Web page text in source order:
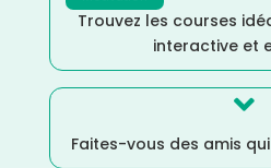
Trouvez les courses
interactive et

Faites-vous des amis